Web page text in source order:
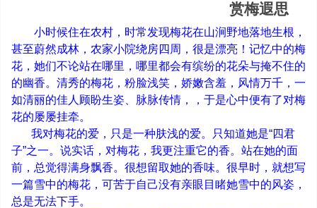
赏梅遐思
小时候住在农村，时常发现梅花在山涧野地落地生根，
甚至蔚然成林，农家小院绕房四周，很是漂亮！记忆中的梅
花，她们不论站在哪里，哪里都会有缤纷的花朵与掩不住的
的幽香。清秀的梅花，粉脸浅笑，娇嫩含羞，风情万千，一
如清丽的佳人顾盼生姿、脉脉传情，，于是心中便有了对梅
花的屡屡挂牵。
我对梅花的爱，只是一种肤浅的爱。只知道她是“四君
子”之一。说实话，对梅花，我更注重它的香。站在她的面
前，总觉得满身飘香。很想留取她的香味。很早时，就想写
一篇雪中的梅花，可苦于自己没有亲眼目睹她雪中的风姿，
总是无法下手。